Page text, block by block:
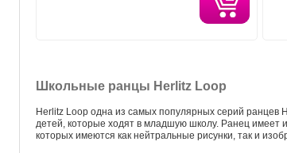
Школьные ранцы Herlitz Loop
Herlitz Loop одна из самых популярных серий ранцев
детей, которые ходят в младшую школу. Ранец имеет
которых имеются как нейтральные рисунки, так и